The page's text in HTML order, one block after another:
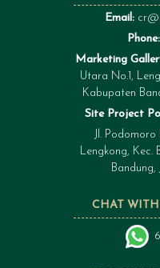
CHAT
Email:
Phone:
Marketing
Utara No.1,
Kabupaten
Site Project
Jl. Podomoro
Lengkong, Kec.